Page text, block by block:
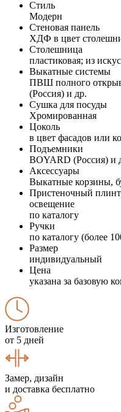
Стиль
Модерн
Стеновая панель
ХДФ в цвет
Столешница
пластиковая; из
Выкатные системы
ПВШ полного
(Россия) и др.
Сушка для посуды
Хромированная
Цоколь
в цвет фасадов или
Подъемники
BOYARD (Россия) и
Аксессуары
Выкатные корзины,
Пристеночный
освещение
по каталогу
Ручки
по каталогу (более
Размер
индивидуальный
Цена
указана за базовую
Изготовление
от 5 дней
Замер, дизайн
и доставка бесплатно